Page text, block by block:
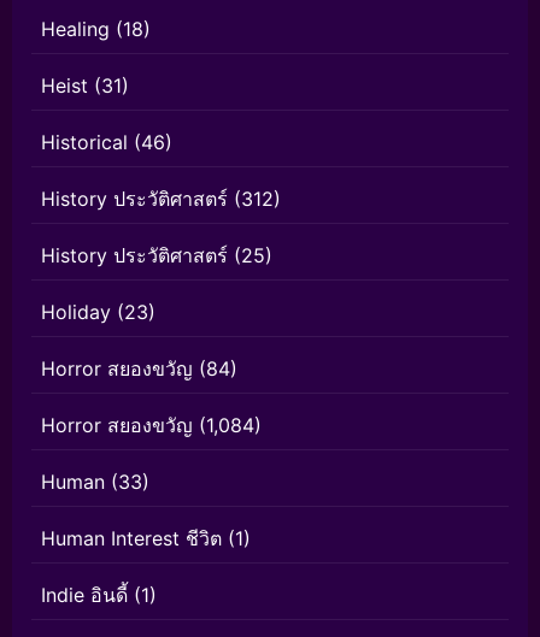
Healing (18)
Heist (31)
Historical (46)
History ประวัติศาสตร์ (312)
History ประวัติศาสตร์ (25)
Holiday (23)
Horror สยองขวัญ (84)
Horror สยองขวัญ (1,084)
Human (33)
Human Interest ชีวิต (1)
Indie อินดี้ (1)